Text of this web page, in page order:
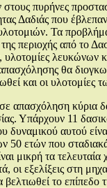
πυρήνες
Δαδιάς που
Τα
περιοχής από το
υλοτομίες λευκώνων
θα
και οι υλοτομίες
απασχόληση κύρια
Υπάρχουν 11
δυναμικού αυτού
50 ετών που
μικρή τα
εξελίξεις στη
το επίπεδο